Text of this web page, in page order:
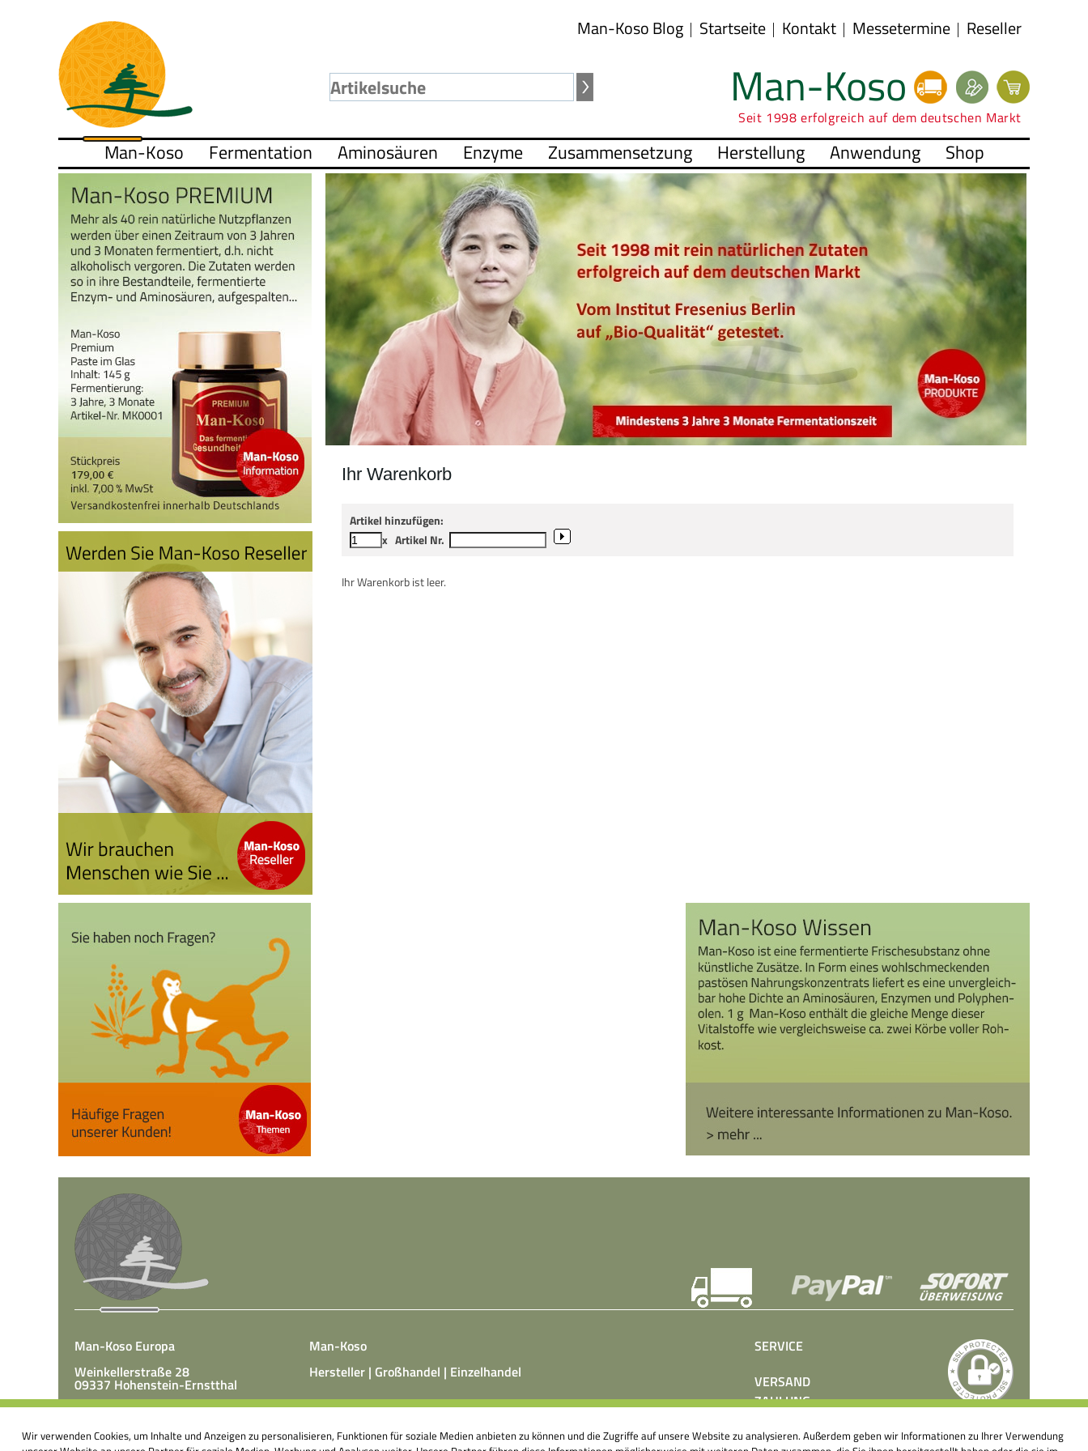
Man-Koso Blog Startseite Kontakt Messetermine Reseller
Man-Koso
Seit 1998 erfolgreich auf dem deutschen Markt
Man-Koso Fermentation Aminosäuren Enzyme Zusammensetzung Herstellung Anwendung Shop
Ihr Warenkorb
Artikel hinzufügen:
x Artikel Nr.
Ihr Warenkorb ist leer.
Man-Koso Europa
Weinkellerstraße 28
09337 Hohenstein-Ernstthal
Tel.: +49(0)3723 65 89 50
Man-Koso
Hersteller | Großhandel | Einzelhandel
unter Zusatz von Hefepilzen, Milchsäurebakterien in klimatisierten
SERVICE
VERSAND
ZAHLUNG
PRESSE
Wir verwenden Cookies, um Inhalte und Anzeigen zu personalisieren, Funktionen für soziale Medien anbieten zu können und die Zugriffe auf unsere Website zu analysieren. Außerdem geben wir Informationen zu Ihrer Verwendung